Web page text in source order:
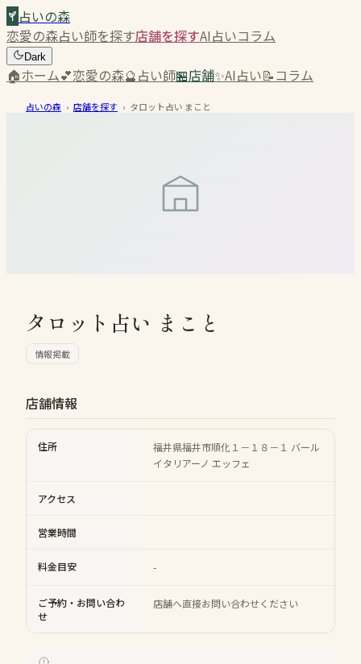
占いの森
恋愛の森占い師を探す店舗を探すAI占いコラム
Dark
🏠ホーム💕恋愛の森🔮占い師🏪店舗✨AI占い📝コラム
占いの森 › 店舗を探す › タロット占い まこと
タロット占い まこと
情報掲載
店舗情報
住所
福井県福井市順化１－１８－１ バール
イタリアーノ エッフェ
アクセス
営業時間
料金目安 -
ご予約・お問い合わ
せ
店舗へ直接お問い合わせください